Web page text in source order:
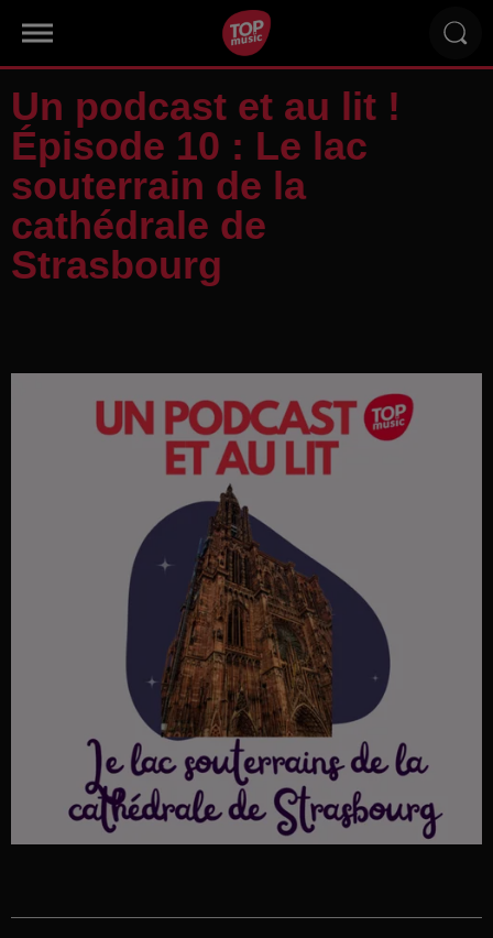
Un podcast et au lit !
Épisode 10 : Le lac
souterrain de la
cathédrale de
Strasbourg